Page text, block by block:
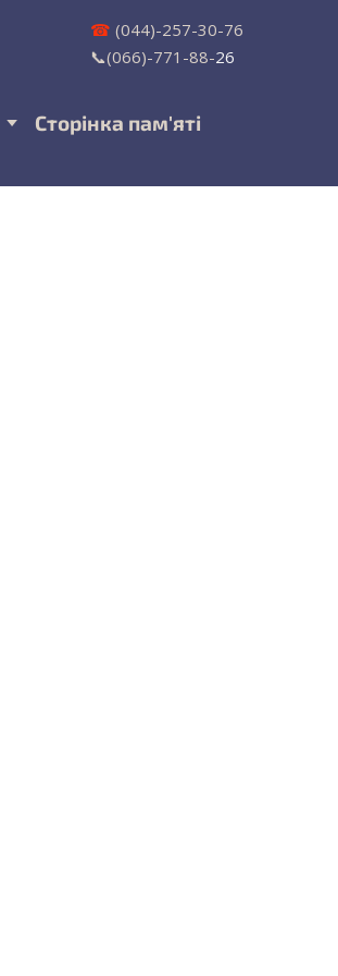
☎ (044)-257-30-76
📞(066)-771-88-26
Сторінка пам'яті